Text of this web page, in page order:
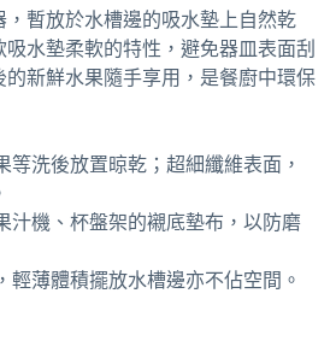
暫放於水槽邊的吸水墊上自然乾
水墊柔軟的特性，避免器皿表面刮
新鮮水果隨手享用，是餐廚中環保
洗後放置晾乾；超細纖維表面，
汁機、杯盤架的襯底墊布，以防磨
薄體積擺放水槽邊亦不佔空間。